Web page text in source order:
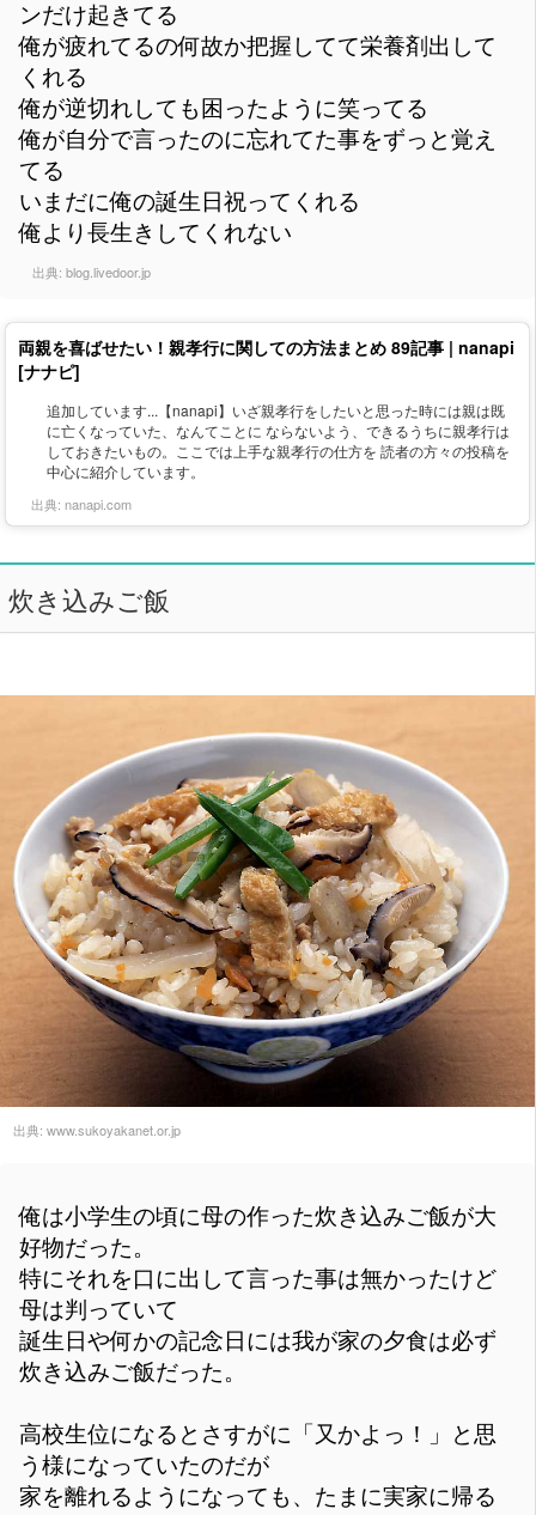
ンだけ起きてる
俺が疲れてるの何故か把握してて栄養剤出して
くれる
俺が逆切れしても困ったように笑ってる
俺が自分で言ったのに忘れてた事をずっと覚え
てる
いまだに俺の誕生日祝ってくれる
俺より長生きしてくれない
出典: blog.livedoor.jp
両親を喜ばせたい！親孝行に関しての方法まとめ 89記事 | nanapi
[ナナピ]
追加しています...【nanapi】いざ親孝行をしたいと思った時には親は既
に亡くなっていた、なんてことに ならないよう、できるうちに親孝行は
しておきたいもの。ここでは上手な親孝行の仕方を 読者の方々の投稿を
中心に紹介しています。
出典: nanapi.com
炊き込みご飯
出典: www.sukoyakanet.or.jp
俺は小学生の頃に母の作った炊き込みご飯が大
好物だった。
特にそれを口に出して言った事は無かったけど
母は判っていて
誕生日や何かの記念日には我が家の夕食は必ず
炊き込みご飯だった。
高校生位になるとさすがに「又かよっ！」と思
う様になっていたのだが
家を離れるようになっても、たまに実家に帰る